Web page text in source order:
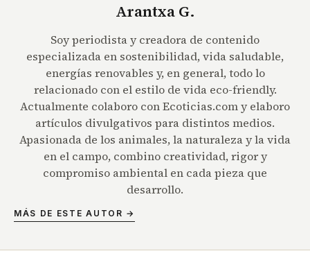
Arantxa G.
Soy periodista y creadora de contenido
especializada en sostenibilidad, vida saludable,
energías renovables y, en general, todo lo
relacionado con el estilo de vida eco-friendly.
Actualmente colaboro con Ecoticias.com y elaboro
artículos divulgativos para distintos medios.
Apasionada de los animales, la naturaleza y la vida
en el campo, combino creatividad, rigor y
compromiso ambiental en cada pieza que
desarrollo.
MÁS DE ESTE AUTOR →